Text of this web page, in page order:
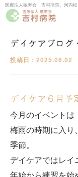
医療法人敬寿会 吉村病院、河内
デイケアブログ
投稿日：2025.06.02
デイケア６月予
今月のイベントは
梅雨の時期に入り
季節。
デイケアではレイ
年始から練習を始